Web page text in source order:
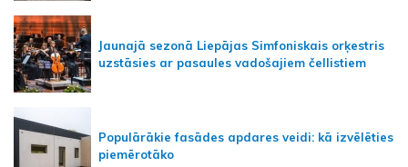
Jaunajā sezonā Liepājas Simfoniskais orķestris
uzstāsies ar pasaules vadošajiem čellistiem
Populārākie fasādes apdares veidi: kā izvēlēties
piemērotāko